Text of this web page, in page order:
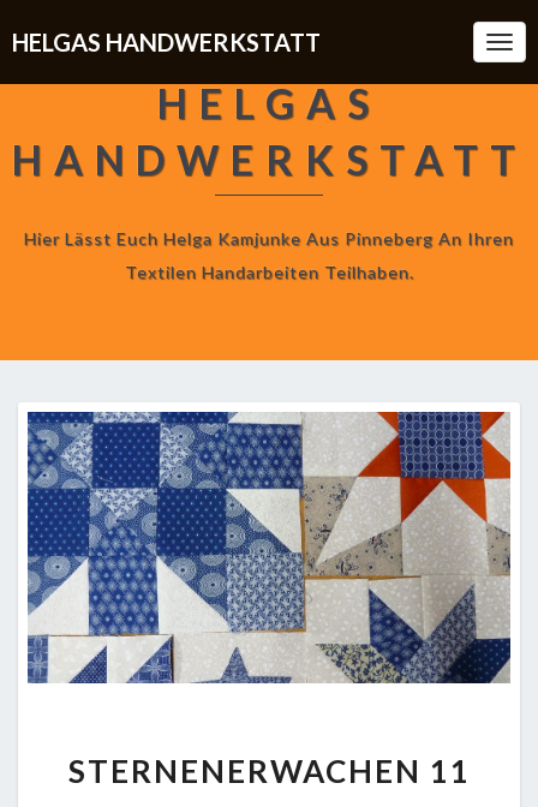
HELGAS HANDWERKSTATT
HELGAS
HANDWERKSTATT
Hier Lässt Euch Helga Kamjunke Aus Pinneberg An Ihren
Textilen Handarbeiten Teilhaben.
11
STERNENERWACHEN 11